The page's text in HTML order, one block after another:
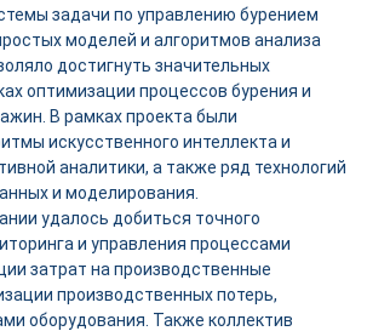
задачи по управлению бурением
моделей и алгоритмов анализа
достигнуть значительных
оптимизации процессов бурения и
В рамках проекта были
искусственного интеллекта и
аналитики, а также ряд технологий
и моделирования.
удалось добиться точного
и управления процессами
затрат на производственные
производственных потерь,
оборудования. Также коллектив